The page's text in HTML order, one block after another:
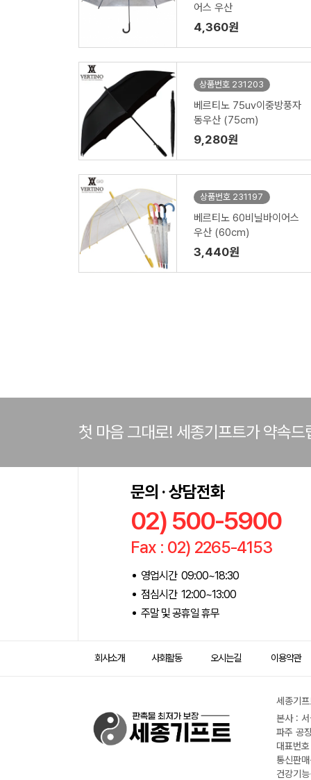
어스 우산
4,360원
상품번호 231203
베르티노 75uv이중방풍자
동우산 (75cm)
9,280원
상품번호 231197
베르티노 60비닐바이어스
우산 (60cm)
3,440원
첫 마음 그대로! 세종기프트가 약속드
문의 · 상담전화
02) 500-5900
Fax : 02) 2265-4153
영업시간 09:00~18:30
점심시간 12:00~13:00
주말 및 공휴일 휴무
회사소개 사회활동 오시는길 이용약관
세종기
본사 :
파주 공
대표번
통신판
건강기